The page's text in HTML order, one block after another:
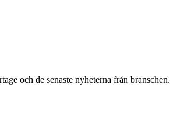
och de senaste nyheterna från branschen.